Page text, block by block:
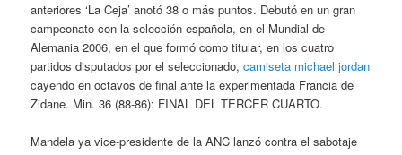
anteriores ‘La Ceja’ anotó 38 o más puntos. Debutó en un gran
campeonato con la selección española, en el Mundial de
Alemania 2006, en el que formó como titular, en los cuatro
partidos disputados por el seleccionado,camiseta michael jordan
cayendo en octavos de final ante la experimentada Francia de
Zidane. Min. 36 (88-86): FINAL DEL TERCER CUARTO.
Mandela ya vice-presidente de la ANC lanzó contra el sabotaje